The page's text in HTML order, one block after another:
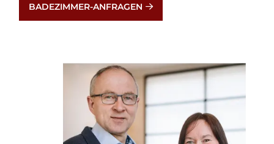
BADEZIMMER-ANFRAGEN